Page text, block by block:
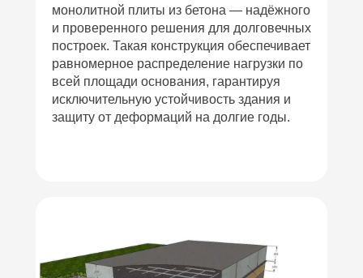
монолитной плиты из бетона — надёжного
и проверенного решения для долговечных
построек. Такая конструкция обеспечивает
равномерное распределение нагрузки по
всей площади основания, гарантируя
исключительную устойчивость здания и
защиту от деформаций на долгие годы.